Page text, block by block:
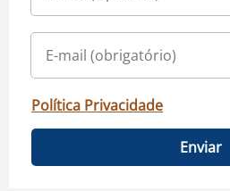
Política Privacidade
Enviar